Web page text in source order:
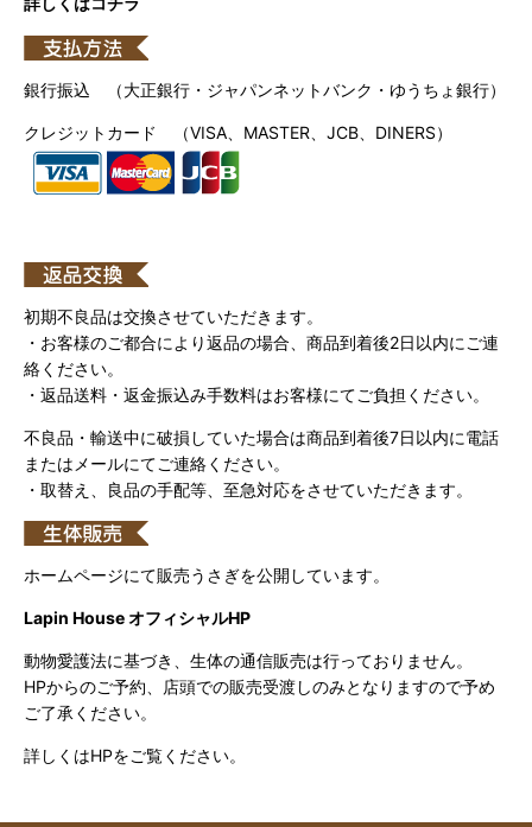
銀行振込 （大正銀行・ジャパンネットバンク・ゆうちょ銀行）
クレジットカード （VISA、MASTER、JCB、DINERS）
初期不良品は交換させていただきます。
・お客様のご都合により返品の場合、商品到着後2日以内にご連
絡ください。
・返品送料・返金振込み手数料はお客様にてご負担ください。
不良品・輸送中に破損していた場合は商品到着後7日以内に電話
またはメールにてご連絡ください。
・取替え、良品の手配等、至急対応をさせていただきます。
ホームページにて販売うさぎを公開しています。
Lapin House オフィシャルHP
動物愛護法に基づき、生体の通信販売は行っておりません。
HPからのご予約、店頭での販売受渡しのみとなりますので予め
ご了承ください。
詳しくはHPをご覧ください。